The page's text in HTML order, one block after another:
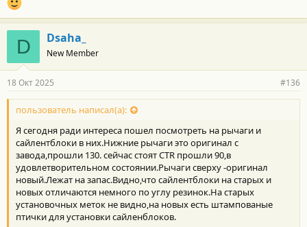
D Dsaha_
New Member
18 Окт 2025 #136
пользователь написал(а):
Я сегодня ради интереса пошел посмотреть на рычаги и
сайлентблоки в них.Нижние рычаги это оригинал с
завода,прошли 130. сейчас стоят CTR прошли 90,в
удовлетворительном состоянии.Рычаги сверху -оригинал
новый.Лежат на запас.Видно,что сайлентблоки на старых и
новых отличаются немного по углу резинок.На старых
установочных меток не видно,на новых есть штампованые
птички для установки сайленблоков.